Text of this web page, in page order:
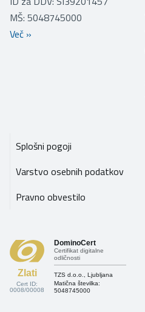
MŠ: 5048745000
Več »
Splošni pogoji
Varstvo osebnih podatkov
Pravno obvestilo
Zlati
Cert ID:
0008/00008
DominoCert
Certifikat digitalne
odličnosti
TZS d.o.o., Ljubljana
Matična številka:
5048745000